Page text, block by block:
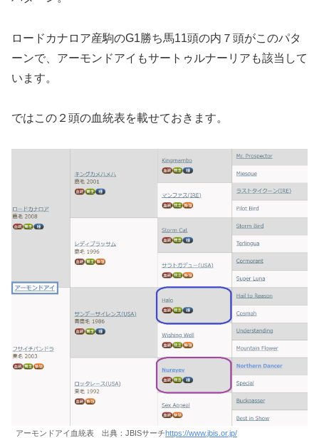
ロードカナロア産駒のG1勝ち馬11頭の内７頭がこのパタ
ーンで、アーモンドアイもサートゥルナーリアも該当して
います。
ではこの２頭の血統表を載せておきます。
アーモンドアイ血統表 出典：JBISサーチhttps://www.jbis.or.jp/